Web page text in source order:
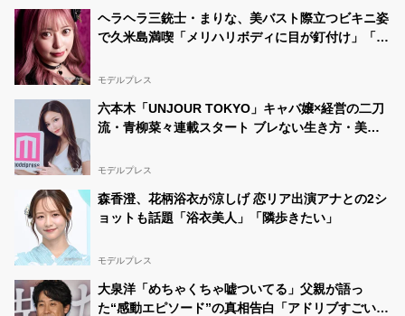
ヘラヘラ三銃士・まりな、美バスト際立つビキニ姿
で久米島満喫「メリハリボディに目が釘付け」「セ
モデルプレス
六本木「UNJOUR TOKYO」キャバ嬢×経営の二刀
流・青柳菜々連載スタート ブレない生き方・美の
モデルプレス
森香澄、花柄浴衣が涼しげ 恋リア出演アナとの2シ
ョットも話題「浴衣美人」「隣歩きたい」
モデルプレス
大泉洋「めちゃくちゃ嘘ついてる」父親が語っ
た“感動エピソード”の真相告白「アドリブすごい」